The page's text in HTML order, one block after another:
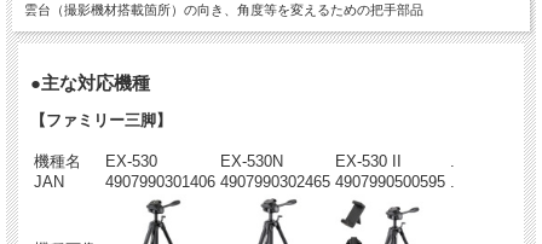
雲台（撮影機材搭載箇所）の向き、角度等を変えるための把手部品
●主な対応機種
【ファミリー三脚】
機種名 EX-530 EX-530N EX-530 II
JAN
4907990301406 4907990302465 4907990500595